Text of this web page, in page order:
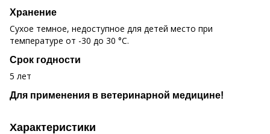
Хранение
Сухое темное, недоступное для детей место при
температуре от -30 до 30 °С.
Срок годности
5 лет
Для применения в ветеринарной медицине!
Характеристики